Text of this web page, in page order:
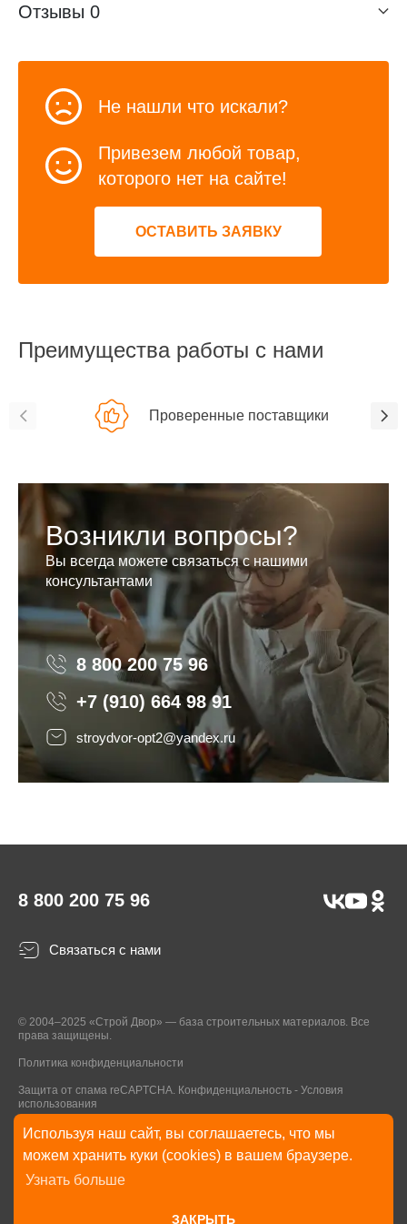
Используя наш сайт, вы соглашаетесь, что мы
можем хранить куки (cookies) в вашем браузере.
Узнать больше
ЗАКРЫТЬ
Отзывы 0
Не нашли что искали?
Привезем любой товар,
которого нет на сайте!
ОСТАВИТЬ ЗАЯВКУ
Преимущества работы с нами
Проверенные поставщики
Возникли вопросы?
Вы всегда можете связаться с нашими
консультантами
8 800 200 75 96 8 800 200 75 96
+7 (910) 664 98 91
stroydvor-opt2@yandex.ru
8 800 200 75 96
Связаться с нами
© 2004–2025 «Строй Двор» — база строительных материалов. Все
права защищены.
Политика конфиденциальности
Защита от спама reCAPTCHA. Конфиденциальность - Условия
использования
* Указанные на Сайте цены, комплектации, описания и технические
характеристики могут быть изменены в любое время без уведомления
пользователей Сайта. Внешний вид товаров и упаковки может